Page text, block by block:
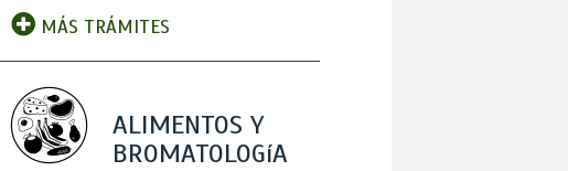
MÁS TRÁMITES
ALIMENTOS Y
BROMATOLOGíA